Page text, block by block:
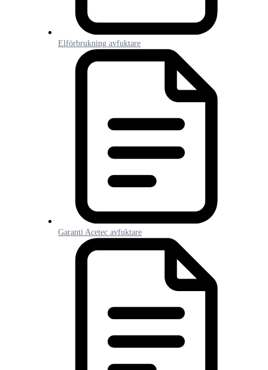
Elförbrukning avfuktare
Garanti Acetec avfuktare